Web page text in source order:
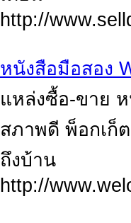
http://
หนังสือมือสอง
แหล่งซื้อ-ขาย
สภาพดี พ็อกเก็
ถึงบ้าน
http://